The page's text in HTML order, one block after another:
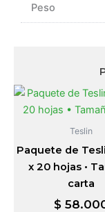
Peso
Teslin
Paquete de
x 20 hojas •
carta
$